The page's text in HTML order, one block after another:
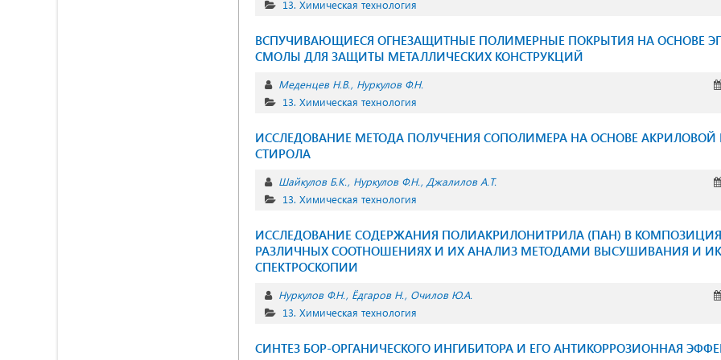
13. Химическая технология
ВСПУЧИВАЮЩИЕСЯ ОГНЕЗАЩИТНЫЕ ПОЛИМЕРНЫЕ ПОКРЫТИЯ НА ОСНОВЕ
СМОЛЫ ДЛЯ ЗАЩИТЫ МЕТАЛЛИЧЕСКИХ КОНСТРУКЦИЙ
Меденцев Н.В. Нуркулов Ф.Н.
13. Химическая технология
ИССЛЕДОВАНИЕ МЕТОДА ПОЛУЧЕНИЯ СОПОЛИМЕРА НА ОСНОВЕ АКРИЛОВОЙ
СТИРОЛА
Шайкулов Б.К. Нуркулов Ф.Н. Джалилов А.Т.
13. Химическая технология
ИССЛЕДОВАНИЕ СОДЕРЖАНИЯ ПОЛИАКРИЛОНИТРИЛА (ПАН) В
РАЗЛИЧНЫХ СООТНОШЕНИЯХ И ИХ АНАЛИЗ МЕТОДАМИ ВЫСУШИВАНИЯ И
СПЕКТРОСКОПИИ
Нуркулов Ф.Н. Ёдгаров Н. Очилов Ю.А.
13. Химическая технология
СИНТЕЗ БОР-ОРГАНИЧЕСКОГО ИНГИБИТОРА И ЕГО АНТИКОРРОЗИОННАЯ